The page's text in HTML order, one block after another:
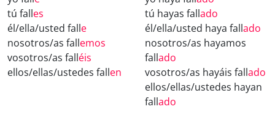
tú falles
él/ella/usted falle
nosotros/as fallemos
vosotros/as falléis
ellos/ellas/ustedes fallen
tú hayas fallado
él/ella/usted haya fallado
nosotros/as hayamos
fallado
vosotros/as hayáis fallado
ellos/ellas/ustedes hayan
fallado